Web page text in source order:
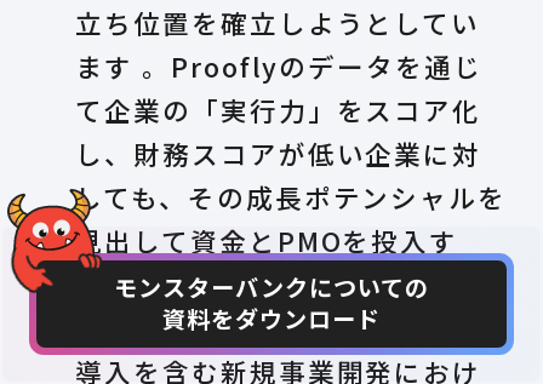
モンスターバンクについての
資料をダウンロード
CONTACT DOWNLOAD
立ち位置を確立しようとしてい
ます 。Prooflyのデータを通じ
て企業の「実行力」をスコア化
し、財務スコアが低い企業に対
しても、その成長ポテンシャルを
見出して資金とPMOを投入す
る、という新しい価値提供を計
画しています 。これにより、AI
導入を含む新規事業開発におけ